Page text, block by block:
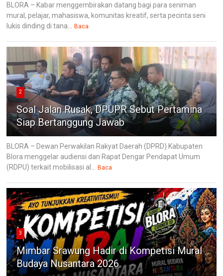
BLORA – Kabar menggembirakan datang bagi para seniman
mural, pelajar, mahasiswa, komunitas kreatif, serta pecinta seni
lukis dinding di tana...
Baca
2
Soal Jalan Rusak, DPUPR Sebut Pertamina
Siap Bertanggung Jawab
BLORA – Dewan Perwakilan Rakyat Daerah (DPRD) Kabupaten
Blora menggelar audiensi dan Rapat Dengar Pendapat Umum
(RDPU) terkait mobilisasi al...
Baca
3
Mimbar Srawung Hadir di Kompetisi Mural
Budaya Nusantara 2026